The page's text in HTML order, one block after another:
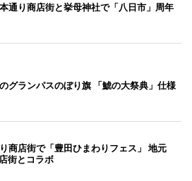
通り商店街と挙母神社で「八日市」周年
グランパスのぼり旗 「鯱の大祭典」仕様
商店街で「豊田ひまわりフェス」 地元
街とコラボ